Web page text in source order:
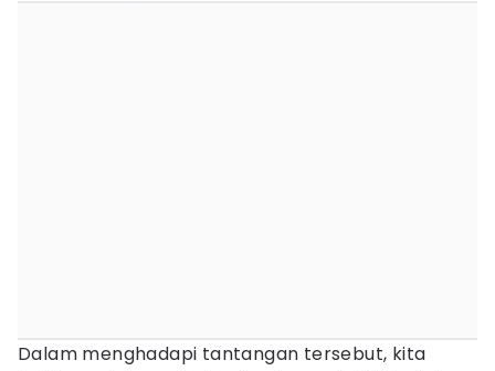
Dalam menghadapi tantangan tersebut, kita